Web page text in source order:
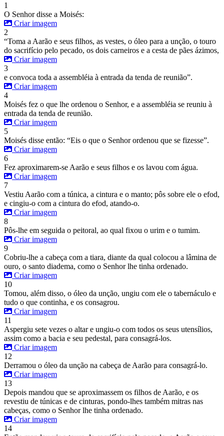
1
O Senhor disse a Moisés:
Criar imagem
2
“Toma a Aarão e seus filhos, as vestes, o óleo para a unção, o touro
do sacrifício pelo pecado, os dois carneiros e a cesta de pães ázimos,
Criar imagem
3
e convoca toda a assembléia à entrada da tenda de reunião”.
Criar imagem
4
Moisés fez o que lhe ordenou o Senhor, e a assembléia se reuniu à
entrada da tenda de reunião.
Criar imagem
5
Moisés disse então: “Eis o que o Senhor ordenou que se fizesse”.
Criar imagem
6
Fez aproximarem-se Aarão e seus filhos e os lavou com água.
Criar imagem
7
Vestiu Aarão com a túnica, a cintura e o manto; pôs sobre ele o efod,
e cingiu-o com a cintura do efod, atando-o.
Criar imagem
8
Pôs-lhe em seguida o peitoral, ao qual fixou o urim e o tumim.
Criar imagem
9
Cobriu-lhe a cabeça com a tiara, diante da qual colocou a lâmina de
ouro, o santo diadema, como o Senhor lhe tinha ordenado.
Criar imagem
10
Tomou, além disso, o óleo da unção, ungiu com ele o tabernáculo e
tudo o que continha, e os consagrou.
Criar imagem
11
Aspergiu sete vezes o altar e ungiu-o com todos os seus utensílios,
assim como a bacia e seu pedestal, para consagrá-los.
Criar imagem
12
Derramou o óleo da unção na cabeça de Aarão para consagrá-lo.
Criar imagem
13
Depois mandou que se aproximassem os filhos de Aarão, e os
revestiu de túnicas e de cinturas, pondo-lhes também mitras nas
cabeças, como o Senhor lhe tinha ordenado.
Criar imagem
14